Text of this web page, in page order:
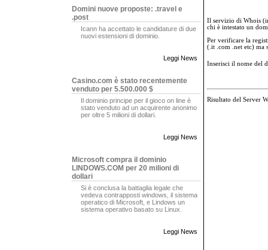
Domini nuove proposte: .travel e
.post
Icann ha accettato le candidature di due
nuovi estensioni di dominio.
Leggi News
Casino.com è stato recentemente
venduto per 5.500.000 $
Il dominio principe per il gioco on line è
stato venduto ad un acquirente anonimo
per oltre 5 milioni di dollari.
Leggi News
Microsoft compra il dominio
LINDOWS.COM per 20 milioni di
dollari
Si è conclusa la battaglia legale che
vedeva contrapposti windows, il sistema
operatico di Microsoft, e Lindows un
sistema operativo basato su Linux.
Leggi News
Il servizio di Whois
chi è intestato un
Per verificare la
(.it .com .net etc) ma
Inserisci il nome del
Risultato del Server